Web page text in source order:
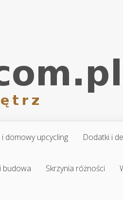
domowy upcycling Dodatki i
budowa Skrzynia różności